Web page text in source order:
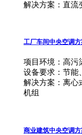
解决方案：直流
工厂车间中央空调
项目环境：高污
设备要求：节能
解决方案：离心
机组
商业建筑中央空调